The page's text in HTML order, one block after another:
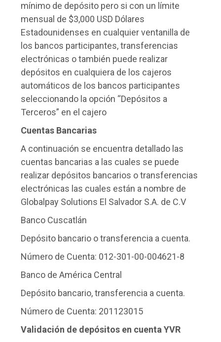
mínimo de depósito pero si con un límite
mensual de $3,000 USD Dólares
Estadounidenses en cualquier ventanilla de
los bancos participantes, transferencias
electrónicas o también puede realizar
depósitos en cualquiera de los cajeros
automáticos de los bancos participantes
seleccionando la opción “Depósitos a
Terceros” en el cajero
Cuentas Bancarias
A continuación se encuentra detallado las
cuentas bancarias a las cuales se puede
realizar depósitos bancarios o transferencias
electrónicas las cuales están a nombre de
Globalpay Solutions El Salvador S.A. de C.V
Banco Cuscatlán
Depósito bancario o transferencia a cuenta.
Número de Cuenta: 012-301-00-004621-8
Banco de América Central
Depósito bancario, transferencia a cuenta.
Número de Cuenta: 201123015
Validación de depósitos en cuenta YVR